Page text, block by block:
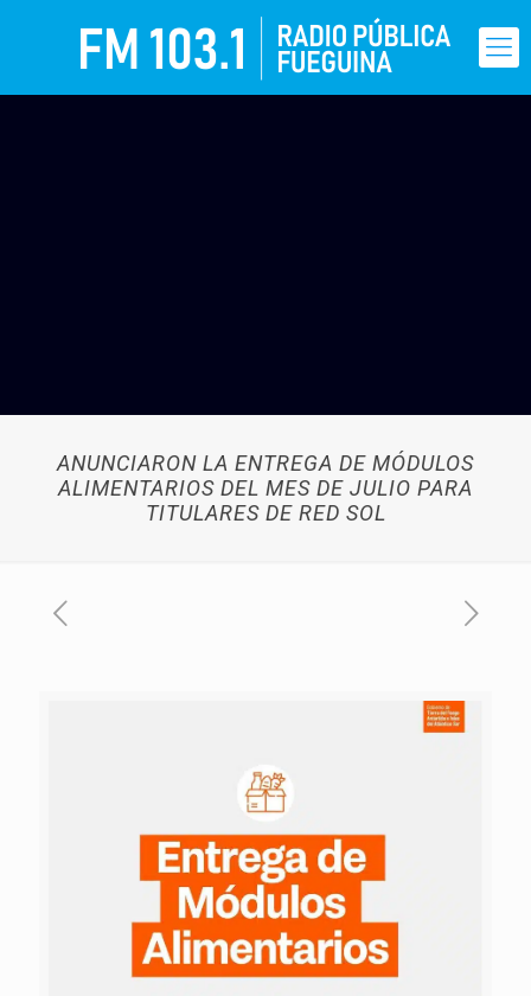
ANUNCIARON LA ENTREGA DE MÓDULOS
ALIMENTARIOS DEL MES DE JULIO PARA
TITULARES DE RED SOL